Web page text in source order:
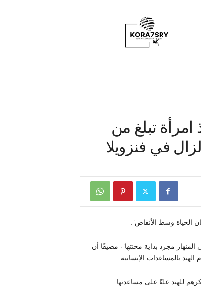
تبلغ من
كان إنقاذها من المبنى المنهار مجرد بداية محنتها”، مضيفًا أن
بالمساعدات الإنسانية.
للهند علنًا على مساعدتها.